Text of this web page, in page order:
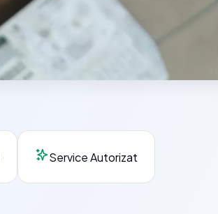
Service Autorizat